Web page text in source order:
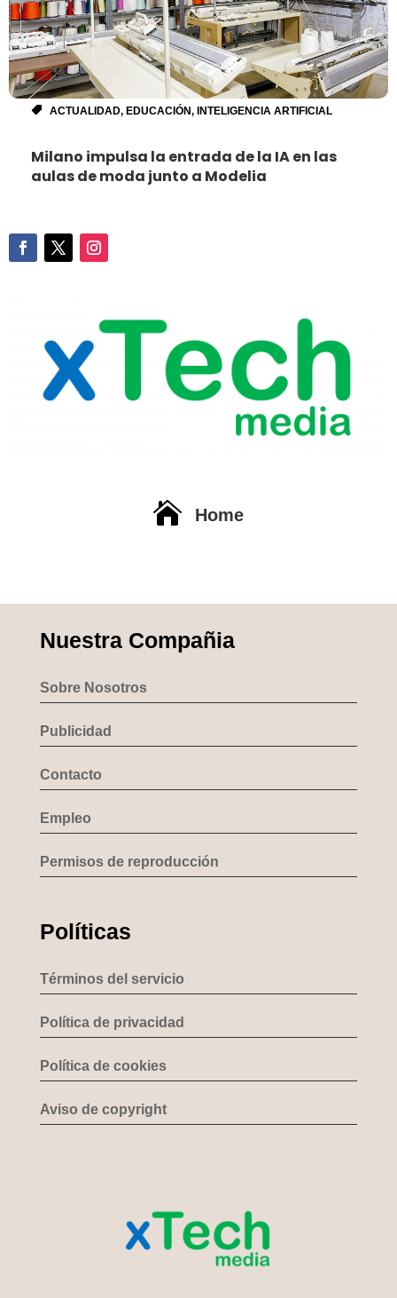
ACTUALIDAD, EDUCACIÓN, INTELIGENCIA ARTIFICIAL
Milano impulsa la entrada de la IA en las
aulas de moda junto a Modelia
 Home
Nuestra Compañia
Sobre Nosotros
Publicidad
Contacto
Empleo
Permisos de reproducción
Políticas
Términos del servicio
Política de privacidad
Política de cookies
Aviso de copyright